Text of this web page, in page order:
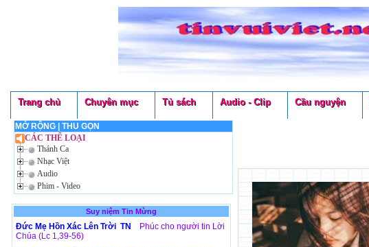
Trang chủ Chuyên mục Tủ sách Audio - Clip Cầu nguyện
MỞ RỘNG
THU GỌN
CÁC THỂ LOẠI
Thánh Ca
Nhạc Việt
Audio
Phim - Video
Suy niệm Tin Mừng
Đức Mẹ Hồn Xác Lên Trời TN
Phúc cho người tin Lời
Chúa (Lc 1,39-56)